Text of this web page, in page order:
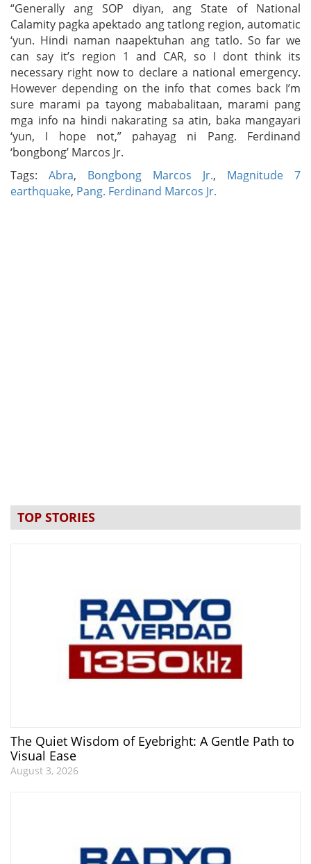
“Generally ang SOP diyan, ang State of National
Calamity pagka apektado ang tatlong region, automatic
‘yun. Hindi naman naapektuhan ang tatlo. So far we
can say it’s region 1 and CAR, so I dont think its
necessary right now to declare a national emergency.
However depending on the info that comes back I’m
sure marami pa tayong mababalitaan, marami pang
mga info na hindi nakarating sa atin, baka mangayari
‘yun, I hope not,” pahayag ni Pang. Ferdinand
‘bongbong’ Marcos Jr.
Tags: Abra, Bongbong Marcos Jr., Magnitude 7
earthquake, Pang. Ferdinand Marcos Jr.
TOP STORIES
The Quiet Wisdom of Eyebright: A Gentle Path to
Visual Ease
August 3, 2026